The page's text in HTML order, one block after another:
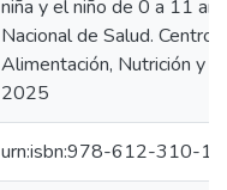
niña y el niño de 0 a 11
Nacional de Salud. Centro
Alimentación, Nutrición y
2025
urn:isbn:978-612-310-